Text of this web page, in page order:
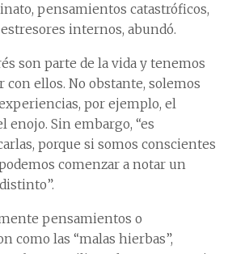
pensamientos catastróficos,
internos, abundó.
son parte de la vida y tenemos
con ellos. No obstante, solemos
por ejemplo, el
enojo. Sin embargo, “es
porque si somos conscientes
comenzar a notar un
pensamientos o
como las “malas hierbas”,